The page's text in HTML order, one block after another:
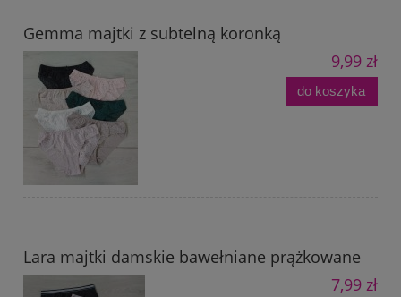
Gemma majtki z subtelną koronką
9,99 zł
do koszyka
Lara majtki damskie bawełniane prążkowane
7,99 zł